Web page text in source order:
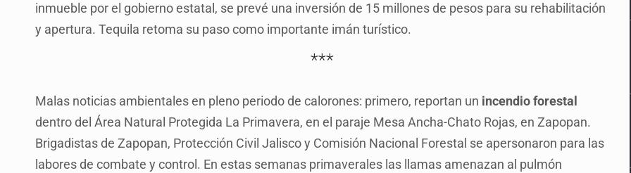
inmueble por el gobierno estatal, se prevé una inversión de 15 millones de pesos para su rehabilitación
y apertura. Tequila retoma su paso como importante imán turístico.
***
Malas noticias ambientales en pleno periodo de calorones: primero, reportan un incendio forestal
dentro del Área Natural Protegida La Primavera, en el paraje Mesa Ancha-Chato Rojas, en Zapopan.
Brigadistas de Zapopan, Protección Civil Jalisco y Comisión Nacional Forestal se apersonaron para las
labores de combate y control. En estas semanas primaverales las llamas amenazan al pulmón